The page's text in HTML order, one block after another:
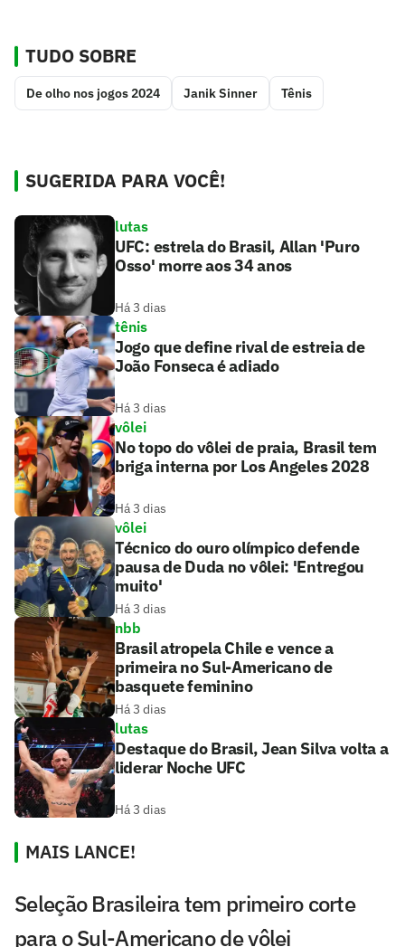
TUDO SOBRE
De olho nos jogos 2024 Janik Sinner Tênis
SUGERIDA PARA VOCÊ!
lutas
UFC: estrela do Brasil, Allan 'Puro
Osso' morre aos 34 anos
Há 3 dias
tênis
Jogo que define rival de estreia de
João Fonseca é adiado
Há 3 dias
vôlei
No topo do vôlei de praia, Brasil tem
briga interna por Los Angeles 2028
Há 3 dias
vôlei
Técnico do ouro olímpico defende
pausa de Duda no vôlei: 'Entregou
muito'
Há 3 dias
nbb
Brasil atropela Chile e vence a
primeira no Sul-Americano de
basquete feminino
Há 3 dias
lutas
Destaque do Brasil, Jean Silva volta a
liderar Noche UFC
Há 3 dias
MAIS LANCE!
Seleção Brasileira tem primeiro corte
para o Sul-Americano de vôlei